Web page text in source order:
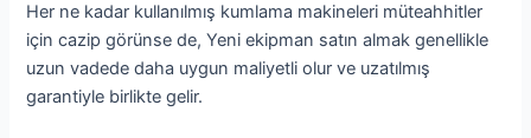
Her ne kadar kullanılmış kumlama makineleri müteahhitler
için cazip görünse de, Yeni ekipman satın almak genellikle
uzun vadede daha uygun maliyetli olur ve uzatılmış
garantiyle birlikte gelir.